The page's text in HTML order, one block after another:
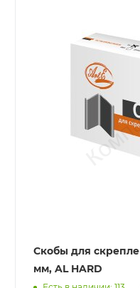
Скобы для
мм, AL HARD